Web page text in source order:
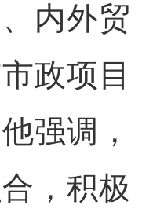
内外贸
政项目
强调，
，积极